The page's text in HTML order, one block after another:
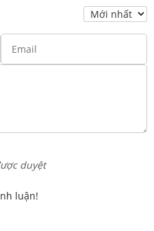
duyệt
luận!